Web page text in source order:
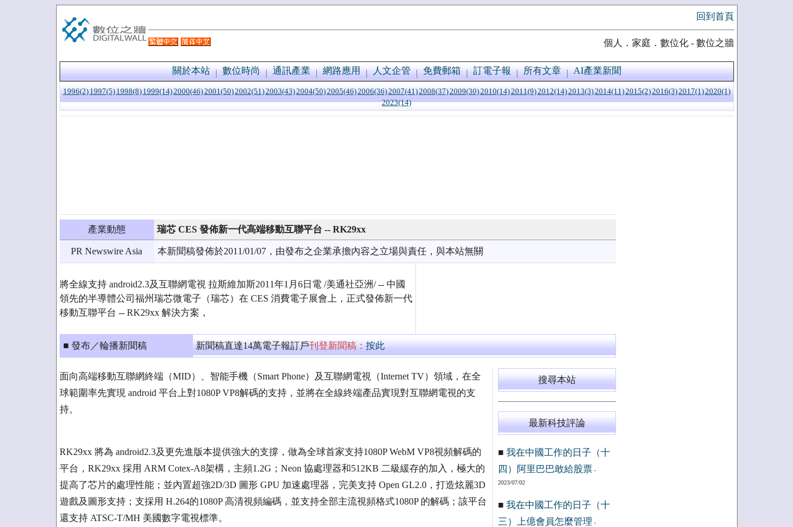
回到首頁
個人．家庭．數位化 - 數位之牆
關於本站 數位時尚 通訊產業 網路應用 人文企管 免費郵箱 訂電子報 所有文章 AI產業新聞
1996(2) 1997(5) 1998(8) 1999(14)2000(46)2001(50)2002(51)2003(43)2004(50)2005(46)2006(36)2007(41)2008(37)2009(30)2010(14)2011(9)2012(14)2013(3)2014(11)2015(2)2016(3)2017(1)2020(1)
2023(14)
產業動態 瑞芯 CES 發佈新一代高端移動互聯平台 -- RK29xx
PR Newswire Asia 本新聞稿發佈於2011/01/07，由發布之企業承擔內容之立場與責任，與本站無關
將全線支持 android2.3及互聯網電視 拉斯維加斯2011年1月6日電 /美通社亞洲/ -- 中國
領先的半導體公司福州瑞芯微電子（瑞芯）在 CES 消費電子展會上，正式發佈新一代
移動互聯平台 -- RK29xx 解決方案，
■ 發布／輪播新聞稿 新聞稿直達14萬電子報訂戶刊登新聞稿：按此
面向高端移動互聯網終端（MID）、智能手機（Smart Phone）及互聯網電視（Internet TV）領域，在全
球範圍率先實現 android 平台上對1080P VP8解碼的支持，並將在全線終端產品實現對互聯網電視的支
持。
RK29xx 將為 android2.3及更先進版本提供強大的支撐，做為全球首家支持1080P WebM VP8視頻解碼的
平台，RK29xx 採用 ARM Cotex-A8架構，主頻1.2G；Neon 協處理器和512KB 二級緩存的加入，極大的
提高了芯片的處理性能；並內置超強2D/3D 圖形 GPU 加速處理器，完美支持 Open GL2.0，打造炫麗3D
遊戲及圖形支持；支採用 H.264的1080P 高清視頻編碼，並支持全部主流視頻格式1080P 的解碼；該平台
還支持 ATSC-T/MH 美國數字電視標準。
搜尋本站
最新科技評論
■ 我在中國工作的日子（十
四）阿里巴巴敢給股票-
2023/07/02
■ 我在中國工作的日子（十
三）上億會員怎麼管理 -